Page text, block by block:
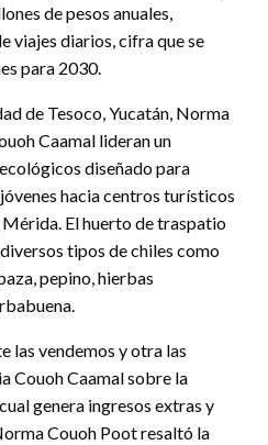
de pesos anuales,
viajes diarios, cifra que se
para 2030.
de Tesoco, Yucatán, Norma
Caamal lideran un
diseñado para
hacia centros turísticos
El huerto de traspatio
tipos de chiles como
pepino, hierbas
las vendemos y otra las
Couoh Caamal sobre la
genera ingresos extras y
Couoh Poot resaltó la